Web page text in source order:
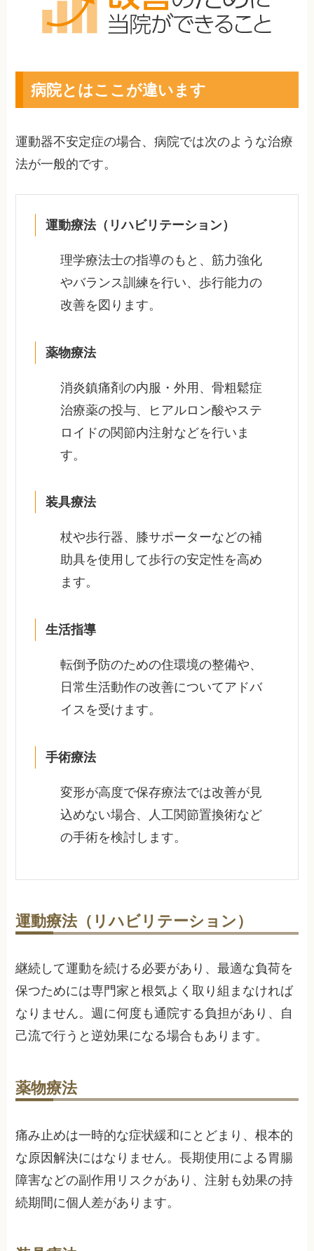
病院とはここが違います
運動器不安定症の場合、病院では次のような治療
法が一般的です。
運動療法（リハビリテーション）
理学療法士の指導のもと、筋力強化
やバランス訓練を行い、歩行能力の
改善を図ります。
薬物療法
消炎鎮痛剤の内服・外用、骨粗鬆症
治療薬の投与、ヒアルロン酸やステ
ロイドの関節内注射などを行いま
す。
装具療法
杖や歩行器、膝サポーターなどの補
助具を使用して歩行の安定性を高め
ます。
生活指導
転倒予防のための住環境の整備や、
日常生活動作の改善についてアドバ
イスを受けます。
手術療法
変形が高度で保存療法では改善が見
込めない場合、人工関節置換術など
の手術を検討します。
運動療法（リハビリテーション）
継続して運動を続ける必要があり、最適な負荷を
保つためには専門家と根気よく取り組まなければ
なりません。週に何度も通院する負担があり、自
己流で行うと逆効果になる場合もあります。
薬物療法
痛み止めは一時的な症状緩和にとどまり、根本的
な原因解決にはなりません。長期使用による胃腸
障害などの副作用リスクがあり、注射も効果の持
続期間に個人差があります。